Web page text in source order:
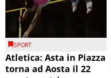
SPORT
Atletica: Asta in Piazza
torna ad Aosta il 22